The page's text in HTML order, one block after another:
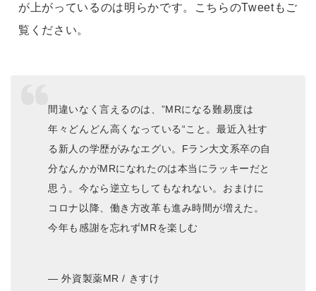
が上がっているのは明らかです。こちらのTweetもご
覧ください。
間違いなく言えるのは、”MRになる難易度は
年々どんどん高くなっている“こと。最近入社す
る新人の学歴がみなエグい。Fラン大文系卒の自
分なんかがMRになれたのは本当にラッキーだと
思う。今なら逆立ちしてもなれない。おまけに
コロナ以降、働き方改革も進み時間が増えた。
今年も感謝を忘れずMRを楽しむ
— 外資製薬MR / きすけ